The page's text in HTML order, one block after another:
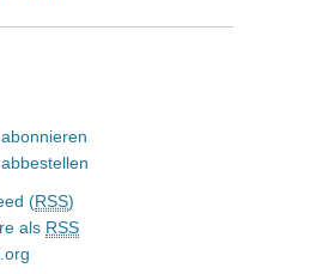
(RSS)
als RSS